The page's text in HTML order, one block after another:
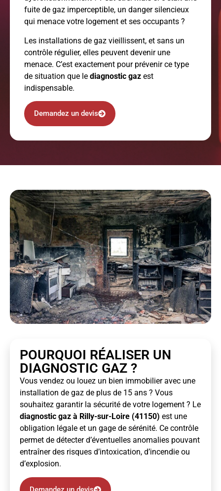
fuite de gaz imperceptible, un danger silencieux
qui menace votre logement et ses occupants ?
Les installations de gaz vieillissent, et sans un
contrôle régulier, elles peuvent devenir une
menace. C’est exactement pour prévenir ce type
de situation que le diagnostic gaz est
indispensable.
Demandez un devis
POURQUOI RÉALISER UN
DIAGNOSTIC GAZ ?
Vous vendez ou louez un bien immobilier avec une
installation de gaz de plus de 15 ans ? Vous
souhaitez garantir la sécurité de votre logement ? Le
diagnostic gaz à Rilly-sur-Loire (41150) est une
obligation légale et un gage de sérénité. Ce contrôle
permet de détecter d’éventuelles anomalies pouvant
entraîner des risques d’intoxication, d’incendie ou
d’explosion.